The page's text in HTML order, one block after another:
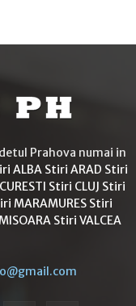
Prahova numai in
ALBA Stiri ARAD Stiri
Stiri CLUJ Stiri
MARAMURES Stiri
Stiri VALCEA